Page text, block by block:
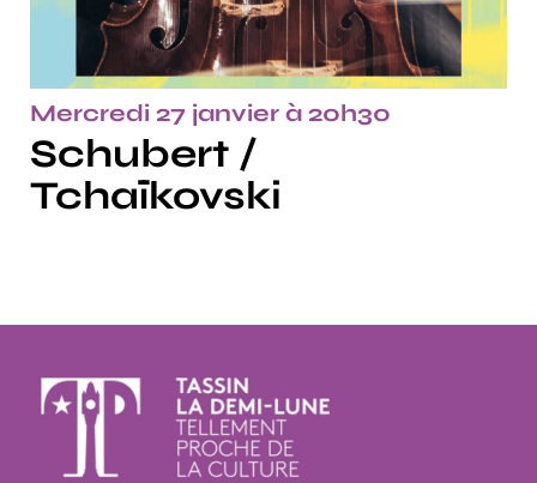
Mercredi 27 janvier à 20h30
Schubert /
Tchaïkovski